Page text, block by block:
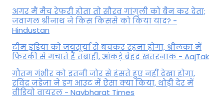
अगर मैं मैच रेफरी होता तो सौरव गांगुली को बैन कर देता;
जवागल श्रीनाथ ने किस किससे को किया याद? -
Hindustan
टीम इंडिया को जयसूर्या से बचकर रहना होगा, श्रीलंका में
फिरकी से मचाते हैं तबाही, आंकड़े बेहद खतरनाक - AajTak
गौतम गंभीर को इतनी जोर से हंसते हुए नहीं देखा होगा,
रविंद्र जडेजा ने डग आउट में ऐसा क्या किया, थोड़ी देर में
वीडियो वायरल - Navbharat Times